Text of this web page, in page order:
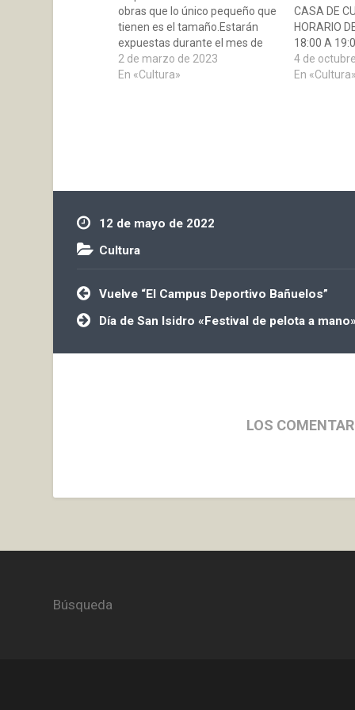
obras que lo único pequeño que
tienen es el tamaño.Estarán
expuestas durante el mes de
marzo en el Salón de Actos de
La Casa de Cultura.Se podrán
2 de marzo de 2023
En «Cultura»
CASA DE
HORARIO
18:00 A
LA
4 de
En «Cultura»
12 de mayo de 2022
Cultura
Navegación
de
entradas
Vuelve “El Campus Deportivo Bañuelos”
Día de San Isidro «Festival de pelota a mano»
LOS
Búsqueda